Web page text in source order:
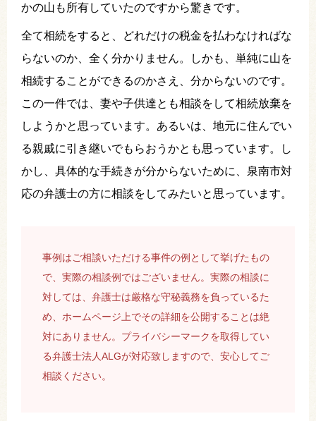
かの山も所有していたのですから驚きです。
全て相続をすると、どれだけの税金を払わなければな
らないのか、全く分かりません。しかも、単純に山を
相続することができるのかさえ、分からないのです。
この一件では、妻や子供達とも相談をして相続放棄を
しようかと思っています。あるいは、地元に住んでい
る親戚に引き継いでもらおうかとも思っています。し
かし、具体的な手続きが分からないために、泉南市対
応の弁護士の方に相談をしてみたいと思っています。
事例はご相談いただける事件の例として挙げたもの
で、実際の相談例ではございません。実際の相談に
対しては、弁護士は厳格な守秘義務を負っているた
め、ホームページ上でその詳細を公開することは絶
対にありません。プライバシーマークを取得してい
る弁護士法人ALGが対応致しますので、安心してご
相談ください。